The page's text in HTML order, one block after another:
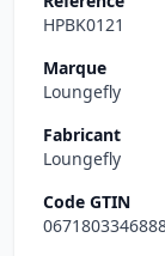
HPBK0121
Marque
Loungefly
Fabricant
Loungefly
Code GTIN